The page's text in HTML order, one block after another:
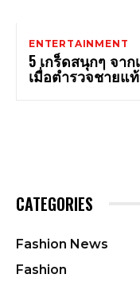
ENTERTAINMENT
5 เกร็ดสนุกๆ จากเรื่
เมื่อตำรวจชายแ
CATEGORIES
Fashion News
Fashion